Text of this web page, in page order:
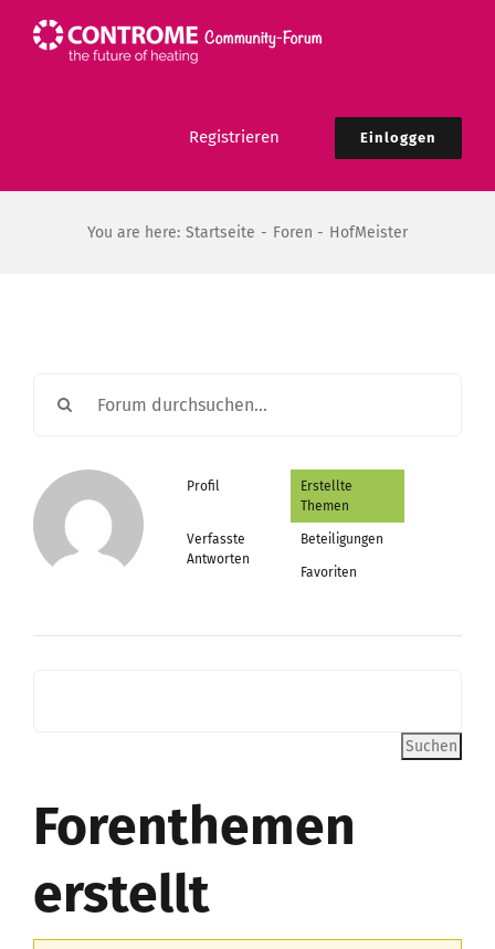
Inhalt
Registrieren Einloggen
You are here: Startseite Foren HofMeister
Profil
Erstellte
Themen
Verfasste
Antworten
Beteiligungen
Favoriten
Forenthemen
erstellt